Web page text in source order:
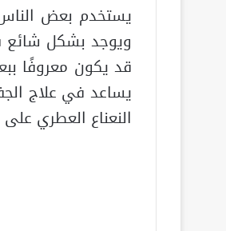
يستخدم بعض الناس
ويوجد بشكل شائع
قد يكون معروفًا
يساعد في علاج
النعناع العطري على